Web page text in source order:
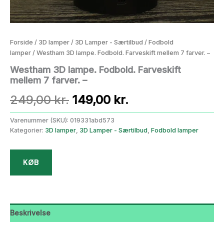
Forside / 3D lamper / 3D Lamper - Særtilbud / Fodbold
lamper / Westham 3D lampe. Fodbold. Farveskift mellem 7 farver. –
Westham 3D lampe. Fodbold. Farveskift
mellem 7 farver. –
249,00kr. Den
oprindelige
pris
149,00 kr.
pris
Varenummer (SKU): 019331abd573
Kategorier: 3D lamper 3D Lamper - Særtilbud Fodbold lamper
KØB
Beskrivelse